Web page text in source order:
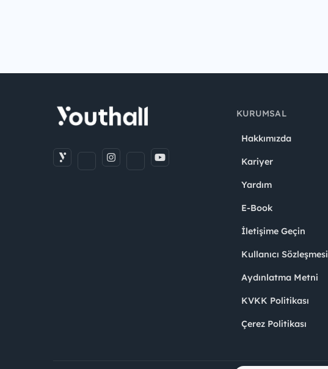
KURUMSAL
Hakkımızda
Kariyer
Yardım
E-Book
İletişime Geçin
Kullanıcı Sözleşmesi
Aydınlatma Metni
KVKK Politikası
Çerez Politikası